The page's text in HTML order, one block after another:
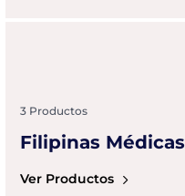
3 Productos
Filipinas Médicas
Ver Productos